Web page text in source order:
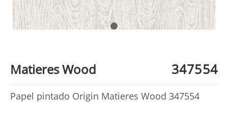
Matieres Wood 347554
Papel pintado Origin Matieres Wood 347554